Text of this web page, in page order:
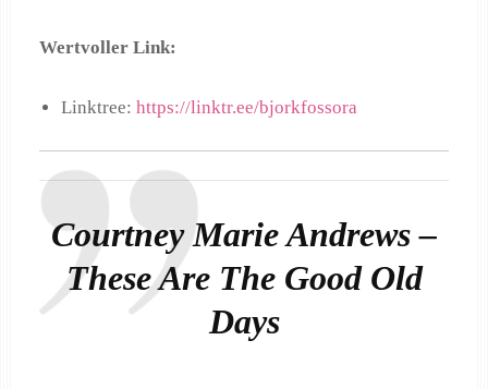
Wertvoller Link:
Linktree:https://linktr.ee/bjorkfossora
Courtney Marie Andrews –
These Are The Good Old
Days